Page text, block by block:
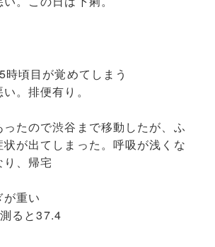
頃目が覚めてしまう
。排便有り。
たので渋谷まで移動したが、ふ
状が出てしまった。呼吸が浅くな
り、帰宅
重い
ると37.4